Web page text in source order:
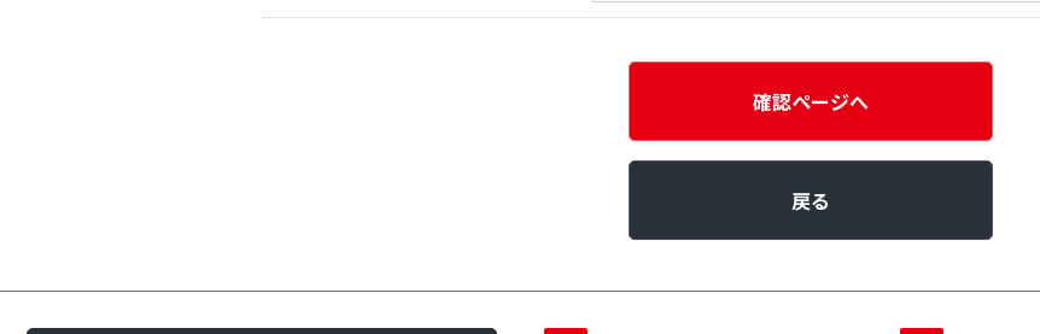
確認ページへ
戻る